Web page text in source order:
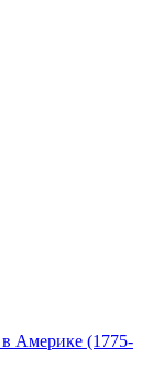
Америке (1775-